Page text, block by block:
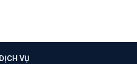
DỊCH VỤ